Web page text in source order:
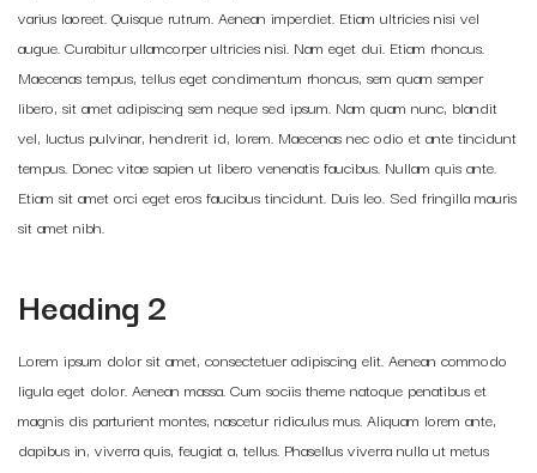
varius laoreet. Quisque rutrum. Aenean imperdiet. Etiam ultricies nisi vel
augue. Curabitur ullamcorper ultricies nisi. Nam eget dui. Etiam rhoncus.
Maecenas tempus, tellus eget condimentum rhoncus, sem quam semper
libero, sit amet adipiscing sem neque sed ipsum. Nam quam nunc, blandit
vel, luctus pulvinar, hendrerit id, lorem. Maecenas nec odio et ante tincidunt
tempus. Donec vitae sapien ut libero venenatis faucibus. Nullam quis ante.
Etiam sit amet orci eget eros faucibus tincidunt. Duis leo. Sed fringilla mauris
sit amet nibh.
Heading 2
Lorem ipsum dolor sit amet, consectetuer adipiscing elit. Aenean commodo
ligula eget dolor. Aenean massa. Cum sociis theme natoque penatibus et
magnis dis parturient montes, nascetur ridiculus mus. Aliquam lorem ante,
dapibus in, viverra quis, feugiat a, tellus. Phasellus viverra nulla ut metus